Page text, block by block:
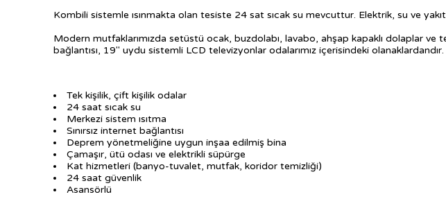
Kombili sistemle ısınmakta olan tesiste 24 sat sıcak su mevcuttur. Elektrik, su ve
Modern mutfaklarımızda setüstü ocak, buzdolabı, lavabo, ahşap kapaklı dolaplar
bağlantısı, 19" uydu sistemli LCD televizyonlar odalarımız içerisindeki olanaklardandır.
Tek kişilik, çift kişilik odalar
24 saat sıcak su
Merkezi sistem ısıtma
Sınırsız internet bağlantısı
Deprem yönetmeliğine uygun inşaa edilmiş bina
Çamaşır, ütü odası ve elektrikli süpürge
Kat hizmetleri (banyo-tuvalet, mutfak, koridor temizliği)
24 saat güvenlik
Asansörlü